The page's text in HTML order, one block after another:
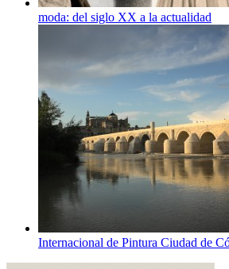
moda: del siglo XX a la actualidad
Internacional de Pintura Ciudad de